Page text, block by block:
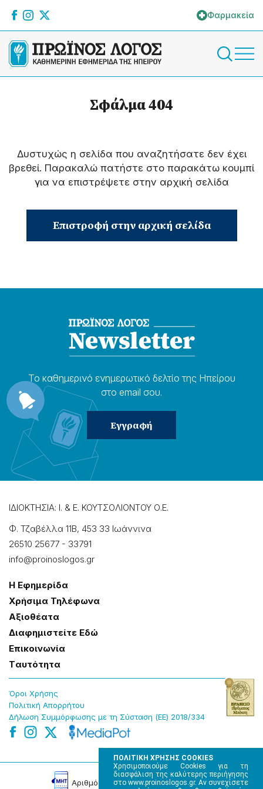
ΠΟΛΙΤΙΚΗ ΧΡΗΣΗΣ COOKIES
Χρησιμοποιούμε Cookies για τη
διασφάλιση της καλύτερης περιήγησης
στο www.proinoslogos.gr. Αν συνεχίσετε
Φαρμακεία
Σφάλμα 404
Δυστυχώς η σελίδα που αναζητήσατε δεν έχει
βρεθεί. Παρακαλώ πατήστε στο παρακάτω κουμπί
για να επιστρέψετε στην αρχική σελίδα
Επιστροφή στην αρχική σελίδα
Το καθημερɩνό ενημερωτɩκό δελτίο της Ηπείρου
στο email σου.
ΙΔΙΟΚΤΗΣΙΑ: Ι. & Ε. ΚΟΥΤΣΟΛΙΟΝΤΟΥ Ο.Ε.
Φ. Τζαβέλλα 11Β, 453 33 Ιωάννɩνα
26510 25677 - 33791
info@proinoslogos.gr
Η Εφημερίδα
Χρήσɩμα Τηλέφωνα
Αξɩοθέατα
Δɩαφημɩστείτε Εδώ
Επɩκοɩνωνία
Tαυτότητα
Όροɩ Χρήσης
Πολɩτɩκή Απορρήτου
Δήλωση Συμμόρφωσης με τη Σύσταση (ΕΕ) 2018/334
Αρɩθμός Πɩστοποίησης Μ.Η.Τ. 220242